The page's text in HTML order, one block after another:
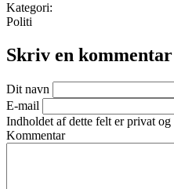
Kategori:
Politi
Skriv en kommentar
Dit navn
E-mail
Indholdet af dette felt er privat
Kommentar